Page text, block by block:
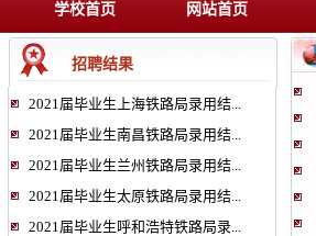
学校首页 网站首页
招聘结果
2021届毕业生上海铁路局录用结...
2021届毕业生南昌铁路局录用结...
2021届毕业生兰州铁路局录用结...
2021届毕业生太原铁路局录用结...
2021届毕业生呼和浩特铁路局录...